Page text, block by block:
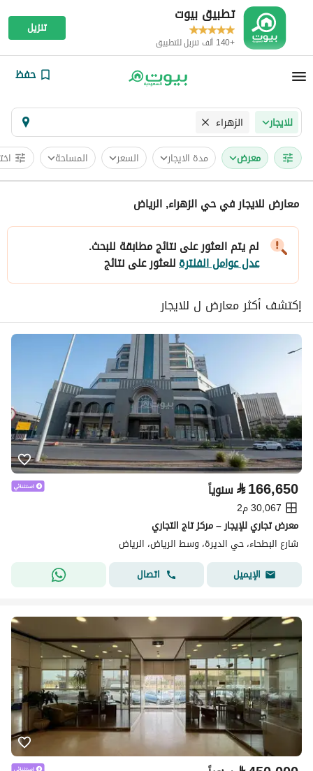
تطبيق بيوت
+140 ألف تنزيل للتطبيق
تنزيل
حفظ
للايجار الزهراء
معرض مدة الايجار السعر المساحة
معارض للايجار في حي الزهراء, الرياض
لم يتم العثور على نتائج مطابقة للبحث.
عدل عوامل الفلترةللعثور على نتائج
إكتشف أكثر معارض ل للايجار
⃁166,650 سنوياً
30,067 م2
معرض تجاري للإيجار – مركز تاج التجاري
شارع البطحاء، حي الديرة، وسط الرياض، الرياض
الإيميل
اتصال